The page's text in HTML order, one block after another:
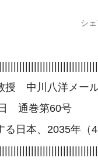
シ
授　中川八洋メー
　通巻第60号
日本、2035年（